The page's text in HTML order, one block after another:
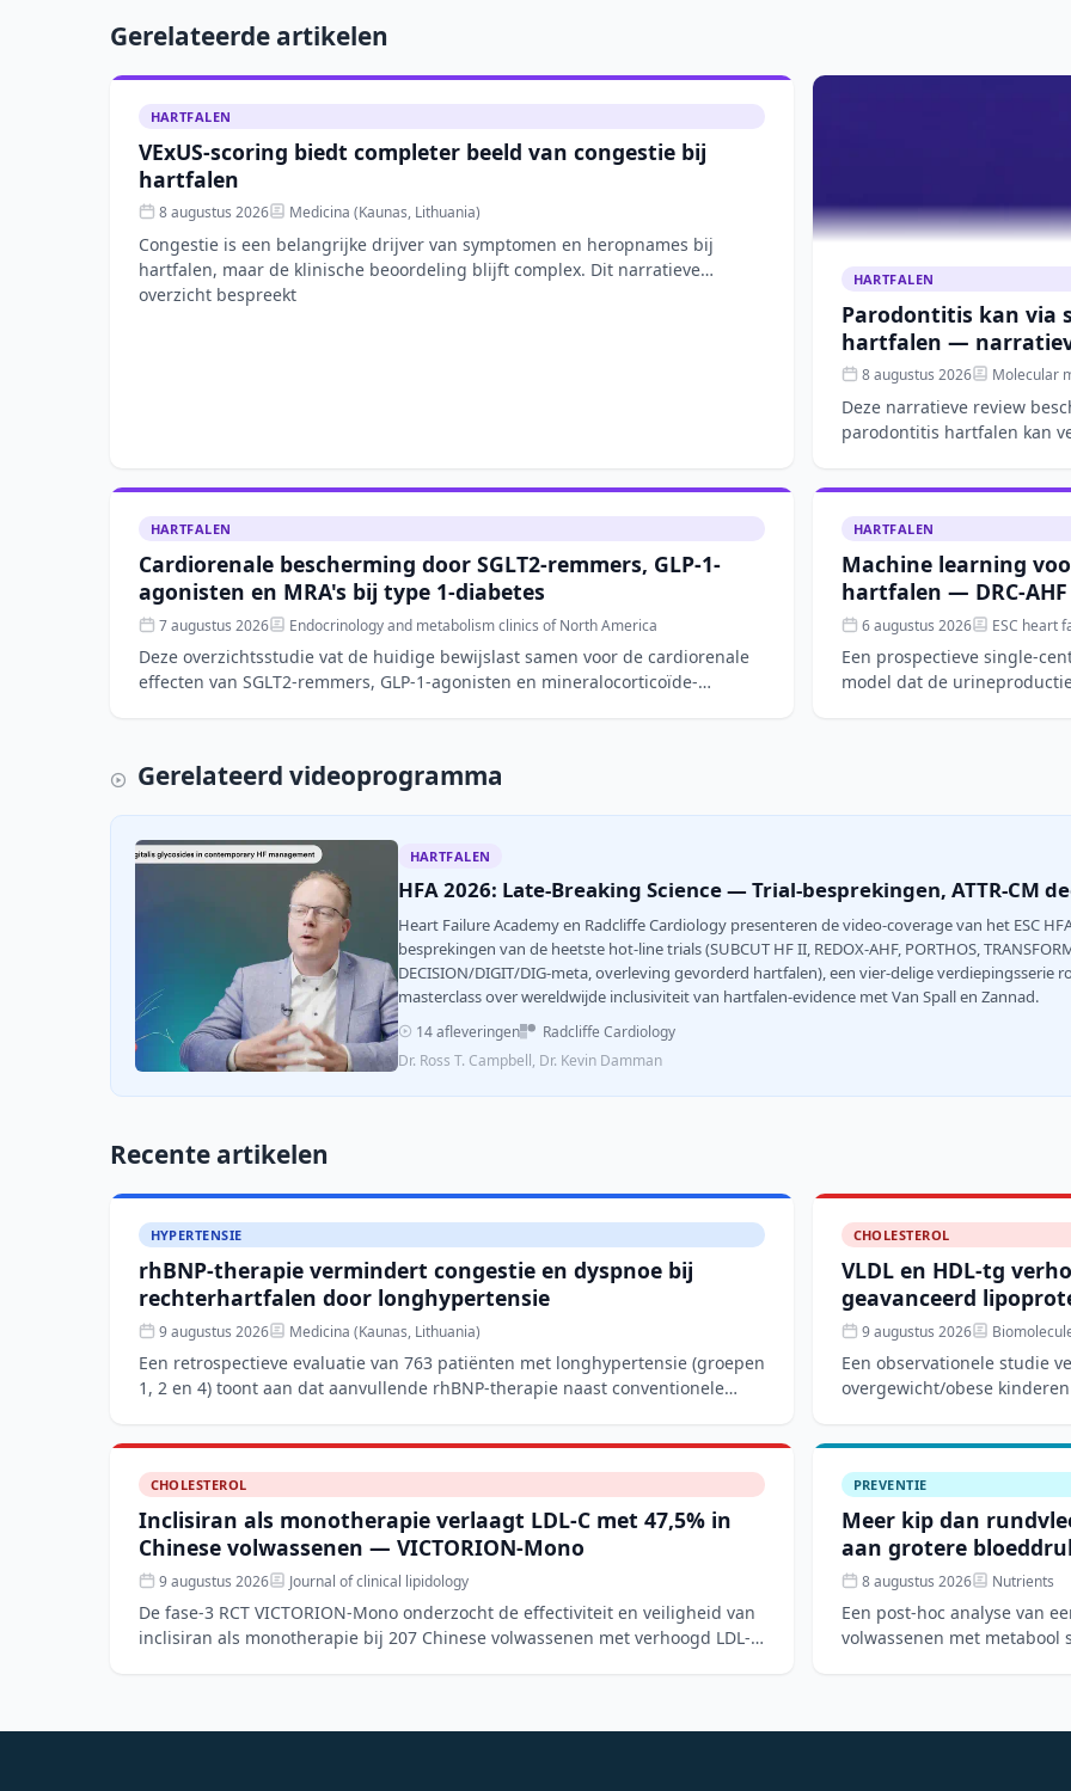
Gerelateerde artikelen
HARTFALEN
VExUS-scoring biedt completer beeld van congestie bij
hartfalen
8 augustus 2026 Medicina (Kaunas, Lithuania)
Congestie is een belangrijke drijver van symptomen en heropnames bij
hartfalen, maar de klinische beoordeling blijft complex. Dit narratieve
overzicht bespreekt
HARTFALEN
Parodontitis kan via
hartfalen —
8 augustus 2026 Molecular
Deze narratieve review
parodontitis hartfalen kan
HARTFALEN
Cardiorenale bescherming door SGLT2-remmers, GLP-1-
agonisten en MRA's bij type 1-diabetes
7 augustus 2026 Endocrinology and metabolism clinics of North America
Deze overzichtsstudie vat de huidige bewijslast samen voor de cardiorenale
effecten van SGLT2-remmers, GLP-1-agonisten en mineralocorticoïde-
HARTFALEN
Machine learning
hartfalen — DRC-AHF
6 augustus 2026 ESC heart
Een prospectieve single-
model dat de
Gerelateerd videoprogramma
HARTFALEN
HFA 2026: Late-Breaking Science — Trial-besprekingen, ATTR-CM
Heart Failure Academy en Radcliffe Cardiology presenteren de video-coverage van het ESC
besprekingen van de heetste hot-line trials (SUBCUT HF II, REDOX-AHF, PORTHOS,
DECISION/DIGIT/DIG-meta, overleving gevorderd hartfalen), een vier-delige verdiepingsserie
masterclass over wereldwijde inclusiviteit van hartfalen-evidence met Van Spall en Zannad.
14 afleveringen
Radcliffe Cardiology
Dr. Ross T. Campbell, Dr. Kevin Damman
Recente artikelen
HYPERTENSIE
rhBNP-therapie vermindert congestie en dyspnoe bij
rechterhartfalen door longhypertensie
9 augustus 2026 Medicina (Kaunas, Lithuania)
Een retrospectieve evaluatie van 763 patiënten met longhypertensie (groepen
1, 2 en 4) toont aan dat aanvullende rhBNP-therapie naast conventionele
CHOLESTEROL
VLDL en HDL-tg
geavanceerd
9 augustus 2026
Een observationele studie
overgewicht/obese
CHOLESTEROL
Inclisiran als monotherapie verlaagt LDL-C met 47,5% in
Chinese volwassenen — VICTORION-Mono
9 augustus 2026 Journal of clinical lipidology
De fase-3 RCT VICTORION-Mono onderzocht de effectiviteit en veiligheid van
inclisiran als monotherapie bij 207 Chinese volwassenen met verhoogd LDL-C
PREVENTIE
Meer kip dan
aan grotere
8 augustus 2026 Nutrients
Een post-hoc analyse van
volwassenen met